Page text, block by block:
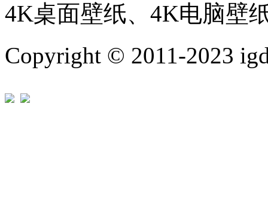
4K桌面壁纸、4K电脑壁
Copyright © 2011-2023